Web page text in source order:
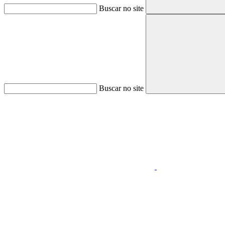
Buscar no site
Buscar no site